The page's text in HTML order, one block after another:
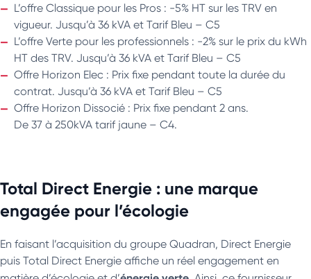
L’offre Classique pour les Pros : -5% HT sur les TRV en
vigueur. Jusqu’à 36 kVA et Tarif Bleu – C5
L’offre Verte pour les professionnels : -2% sur le prix du kWh
HT des TRV. Jusqu’à 36 kVA et Tarif Bleu – C5
Offre Horizon Elec : Prix fixe pendant toute la durée du
contrat. Jusqu’à 36 kVA et Tarif Bleu – C5
Offre Horizon Dissocié : Prix fixe pendant 2 ans.
De 37 à 250kVA tarif jaune – C4.
Total Direct Energie : une marque
engagée pour l’écologie
En faisant l’acquisition du groupe Quadran, Direct Energie
puis Total Direct Energie affiche un réel engagement en